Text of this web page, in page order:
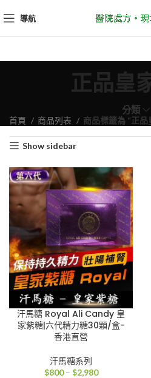
導航
正品皇
分類
首頁 商品列表 商品標籤為 “正品
Show sidebar
汗馬糖 Royal Ali Candy 皇
家紫糖|六代精力糖30顆/盒-
香港直營
汗馬糖系列
$800 – $2,980價